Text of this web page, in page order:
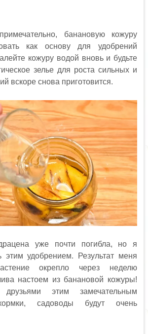
банановую кожуру
как основу для удобрений
кожуру водой вновь и будьте
зелье для роста сильных и
вскоре снова приготовится.
уже почти погибла, но я
этим удобрением. Результат меня
окрепло через неделю
настоем из банановой кожуры!
этим замечательным
садоводы будут очень